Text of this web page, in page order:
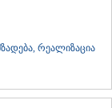
რეალიზაცია